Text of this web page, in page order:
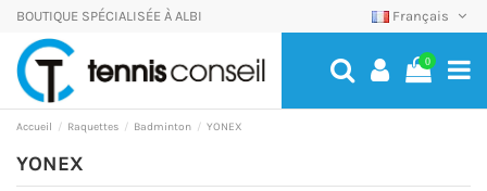
BOUTIQUE SPÉCIALISÉE À ALBI Français
0
Accueil Raquettes Badminton YONEX
YONEX